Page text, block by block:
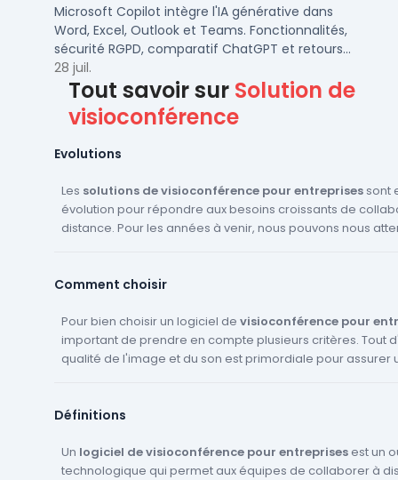
PME/ETI ?
Microsoft Copilot intègre l'IA générative dans
Word, Excel, Outlook et Teams. Fonctionnalités,
sécurité RGPD, comparatif ChatGPT et retours
concrets pour PME et ETI françaises.
28 juil.
Tout savoir sur Solution de
visioconférence
Evolutions
Les solutions de visioconférence pour entreprisessont
évolution pour répondre aux besoins croissants de
distance. Pour les années à venir, nous pouvons nous
traduire par des fonctionnalités de transcription
l'expérience utilisateur devrait être grandement
interfaces plus intuitives et personnalisables. Enfin, la
communications est un enjeu majeur et les fournisseurs
Comment choisir
Pour bien choisir un logiciel de visioconférence pour
important de prendre en compte plusieurs critères. Tout
qualité de l'image et du son est primordiale pour assurer
permettra à tous les employés de l'entreprise de l'utiliser
important de vérifier si le logiciel offre la possibilité de
documents ou des écrans pendant la visioconférence,
Définitions
Un logiciel de visioconférence pour entreprisesest un
technologique qui permet aux équipes de collaborer à